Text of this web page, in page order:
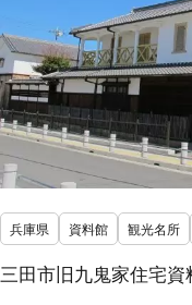
兵庫県 資料館 観光名所
三田市旧九鬼家住宅資